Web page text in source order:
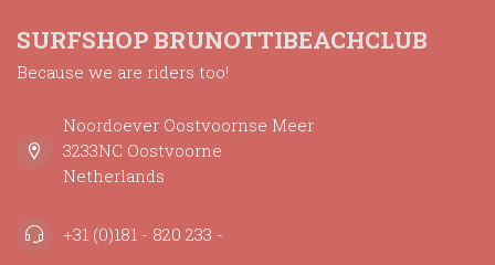
SURFSHOP BRUNOTTIBEACHCLUB
Because we are riders too!
Noordoever Oostvoornse Meer
3233NC Oostvoorne
Netherlands
+31 (0)181 - 820 233 -